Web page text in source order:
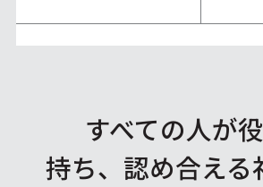
すべての人が
持ち、認め合える